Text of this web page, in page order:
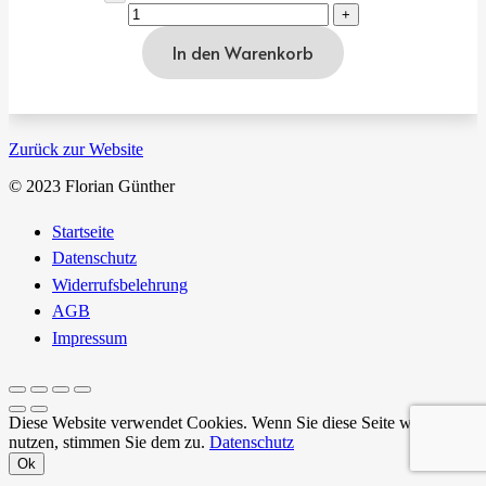
In den Warenkorb
Zurück zur Website
© 2023 Florian Günther
Startseite
Datenschutz
Widerrufsbelehrung
AGB
Impressum
Diese Website verwendet Cookies. Wenn Sie diese Seite weiter
nutzen, stimmen Sie dem zu. Datenschutz
Ok